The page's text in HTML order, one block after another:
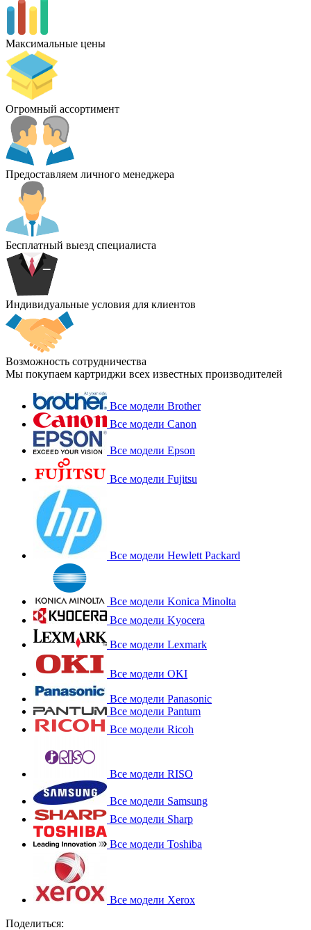
Максимальные цены
Огромный ассортимент
Предоставляем личного менеджера
Бесплатный выезд специалиста
Индивидуальные условия для клиентов
Возможность сотрудничества
Мы покупаем картриджи всех известных производителей
Все модели Brother
Все модели Canon
Все модели Epson
Все модели Fujitsu
Все модели Hewlett Packard
Все модели Konica Minolta
Все модели Kyocera
Все модели Lexmark
Все модели OKI
Все модели Panasonic
Все модели Pantum
Все модели Ricoh
Все модели RISO
Все модели Samsung
Все модели Sharp
Все модели Toshiba
Все модели Xerox
Поделиться: